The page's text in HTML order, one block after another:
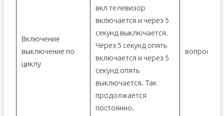
Включение
выключение по
циклу
вкл телевизор
включается и через 5
секунд выключается.
Через 5 секунд опять
включается и через 5
секунд опять
выключается. Так
продолжается
постоянно.
вопрос